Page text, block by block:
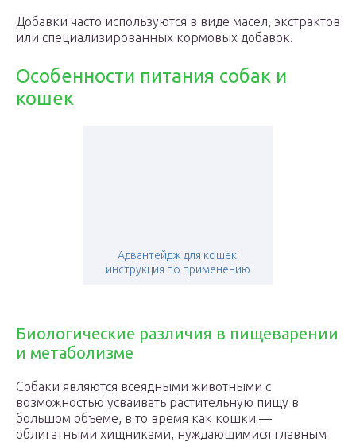
Добавки часто используются в виде масел, экстрактов
или специализированных кормовых добавок.
Особенности питания собак и
кошек
Адвантейдж для кошек:
инструкция по применению
Биологические различия в пищеварении
и метаболизме
Собаки являются всеядными животными с
возможностью усваивать растительную пищу в
большом объеме, в то время как кошки —
облигатными хищниками, нуждающимися главным